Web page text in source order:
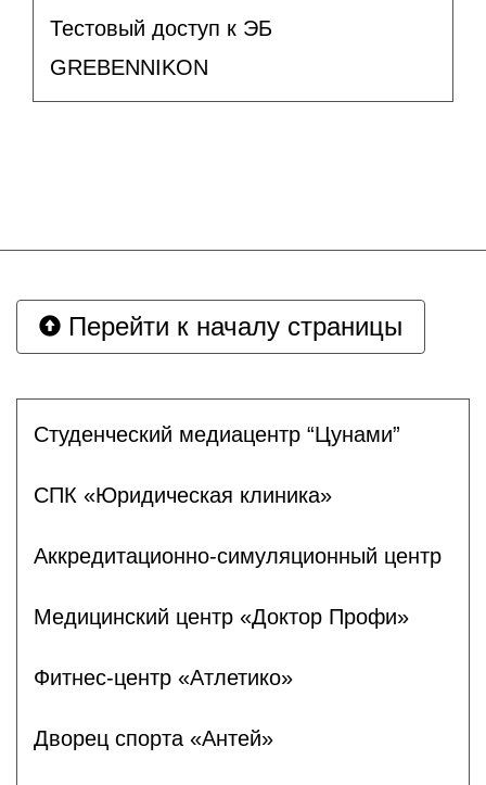
Тестовый доступ к ЭБ
GREBENNIKON
Перейти к началу страницы
Студенческий медиацентр “Цунами”
СПК «Юридическая клиника»
Аккредитационно-симуляционный центр
Медицинский центр «Доктор Профи»
Фитнес-центр «Атлетико»
Дворец спорта «Антей»